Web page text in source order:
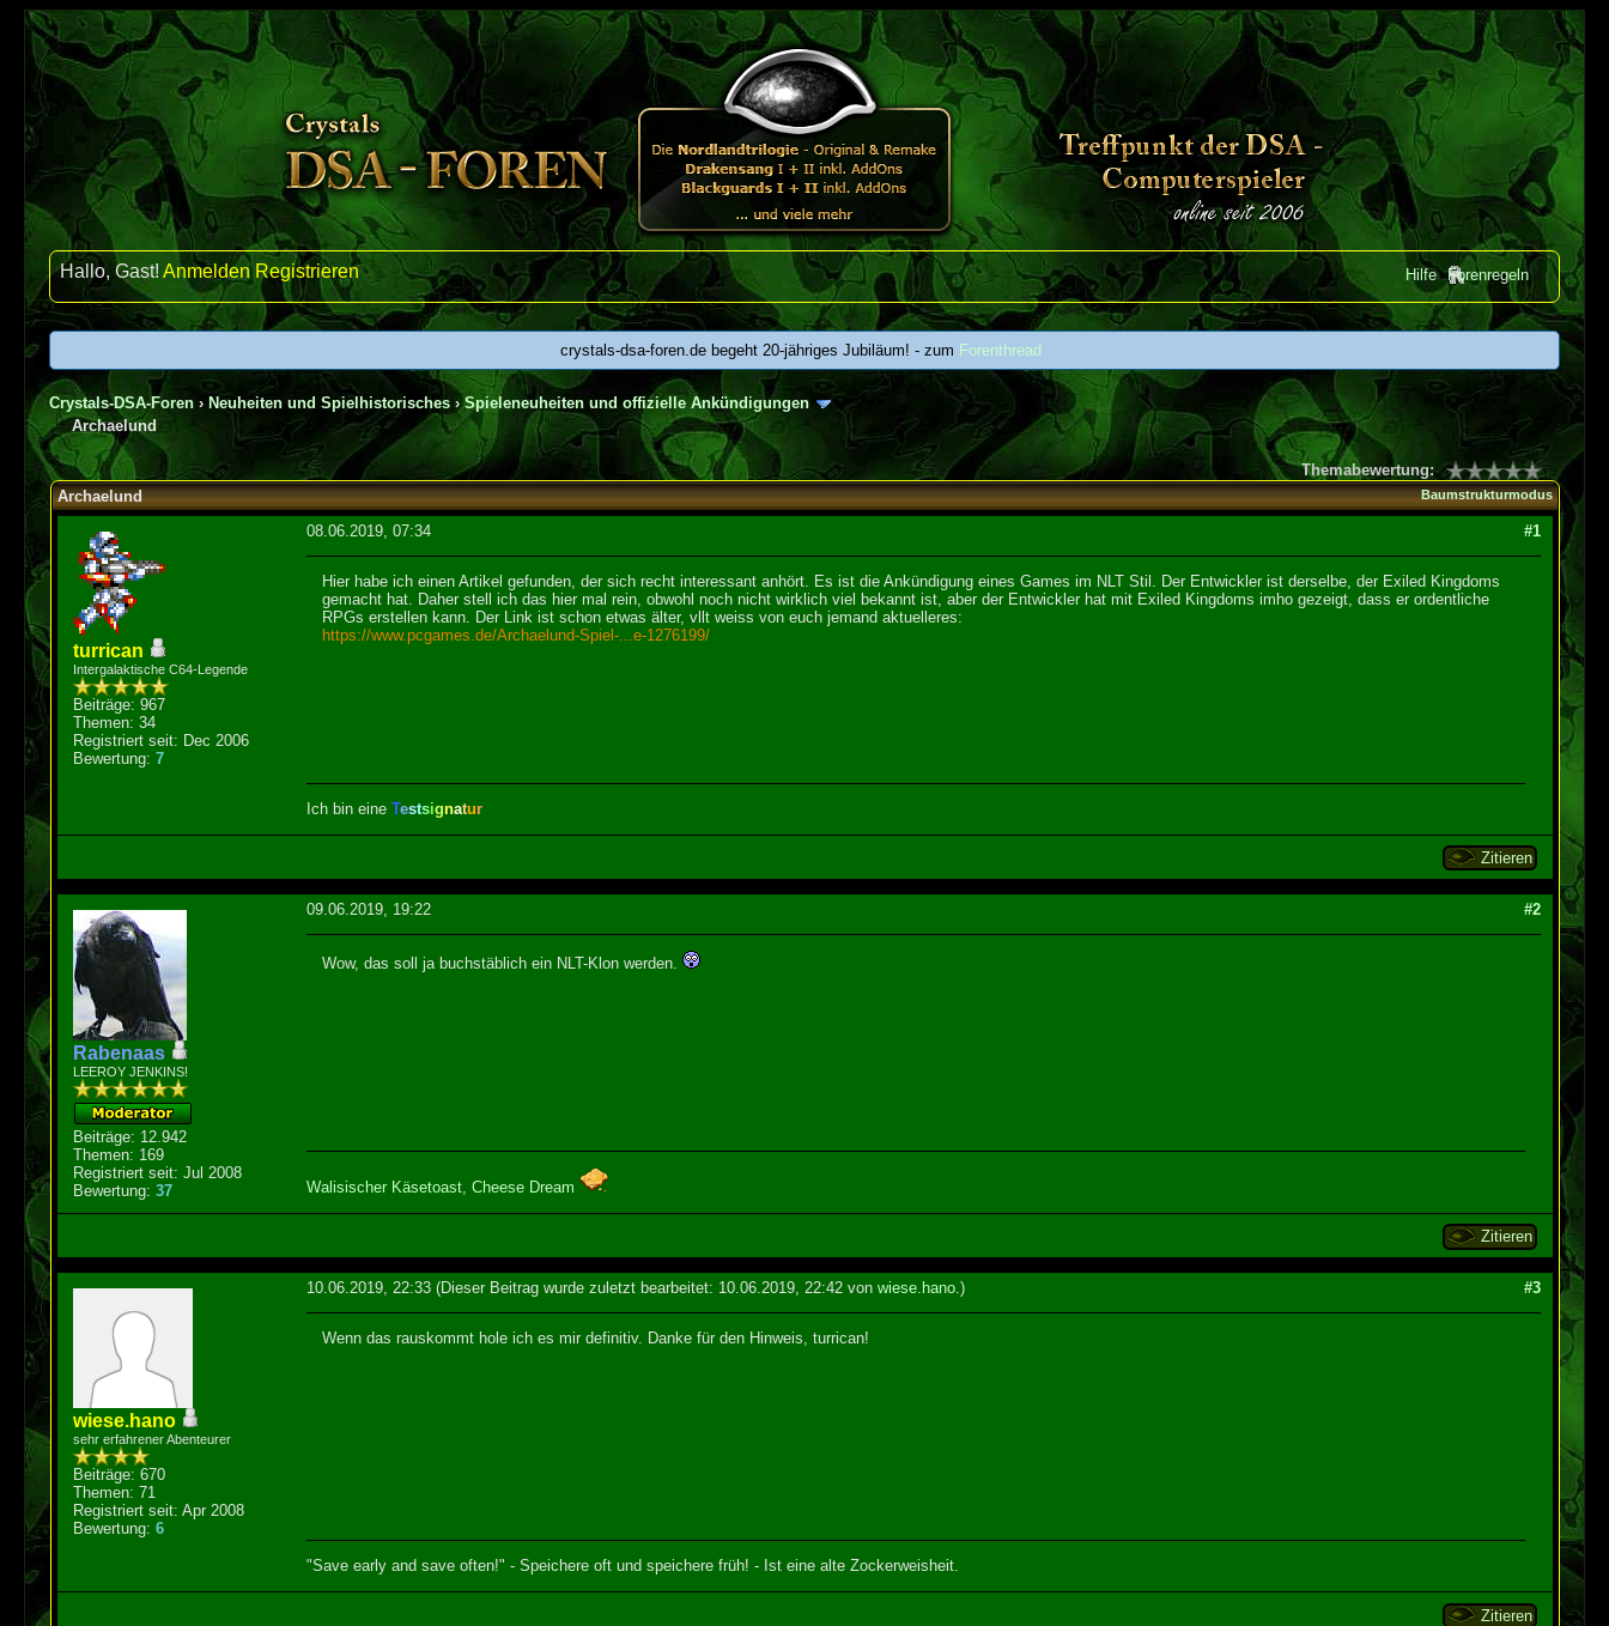
Hilfe Forenregeln
Hallo, Gast!Anmelden Registrieren
crystals-dsa-foren.de begeht 20-jähriges Jubiläum! - zum Forenthread
Crystals-DSA-Foren › Neuheiten und Spielhistorisches ›Spieleneuheiten und offizielle Ankündigungen
Archaelund
Themabewertung:
0 Bewertung(en) - 0 im Durchschnitt
Baumstrukturmodus
Archaelund
turrican
Intergalaktische C64-Legende
Beiträge: 967
Themen: 34
Registriert seit: Dec 2006
Bewertung: 7
#1
08.06.2019, 07:34
Hier habe ich einen Artikel gefunden, der sich recht interessant anhört. Es ist die Ankündigung eines Games im NLT Stil. Der Entwickler ist derselbe, der Exiled Kingdoms
gemacht hat. Daher stell ich das hier mal rein, obwohl noch nicht wirklich viel bekannt ist, aber der Entwickler hat mit Exiled Kingdoms imho gezeigt, dass er ordentliche
RPGs erstellen kann. Der Link ist schon etwas älter, vllt weiss von euch jemand aktuelleres:
https://www.pcgames.de/Archaelund-Spiel-...e-1276199/
Ich bin eine Testsignatur
Zitieren
Rabenaas
LEEROY JENKINS!
Beiträge: 12.942
Themen: 169
Registriert seit: Jul 2008
Bewertung: 37
#2
09.06.2019, 19:22
Wow, das soll ja buchstäblich ein NLT-Klon werden.
Walisischer Käsetoast, Cheese Dream
Zitieren
wiese.hano
sehr erfahrener Abenteurer
Beiträge: 670
Themen: 71
Registriert seit: Apr 2008
Bewertung: 6
#3
10.06.2019, 22:33 (Dieser Beitrag wurde zuletzt bearbeitet: 10.06.2019, 22:42 von wiese.hano.)
Wenn das rauskommt hole ich es mir definitiv. Danke für den Hinweis, turrican!
"Save early and save often!" - Speichere oft und speichere früh! - Ist eine alte Zockerweisheit.
Zitieren